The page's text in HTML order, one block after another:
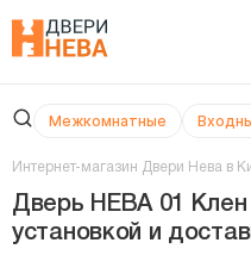
Межкомнатные
Интернет-магазин Двери Нева в
Дверь НЕВА 01 Клен
установкой и